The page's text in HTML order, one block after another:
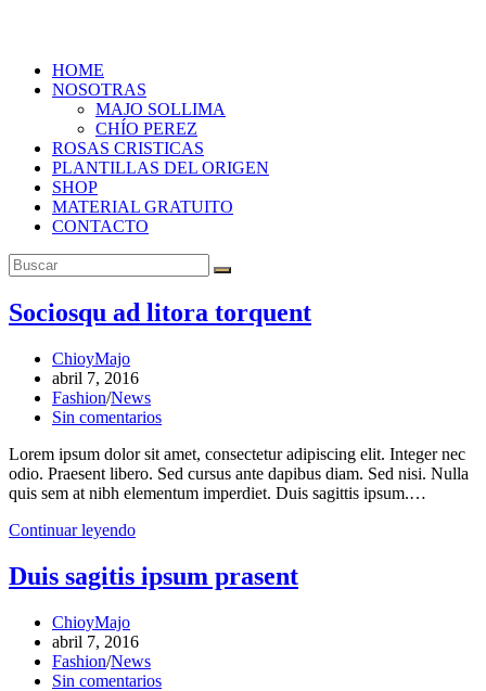
de
la
web
HOME
NOSOTRAS
MAJO SOLLIMA
CHÍO PEREZ
ROSAS CRISTICAS
PLANTILLAS DEL ORIGEN
SHOP
MATERIAL GRATUITO
CONTACTO
Sociosqu ad litora torquent
Autor
de
la
entrada:
ChioyMajo
Publicación
de
la
abril 7, 2016
Categoría
de
entrada:
Fashion/News
Comentarios
la
entrada:
Sin comentarios
Lorem ipsum dolor sit amet, consectetur adipiscing elit. Integer nec
odio. Praesent libero. Sed cursus ante dapibus diam. Sed nisi. Nulla
quis sem at nibh elementum imperdiet. Duis sagittis ipsum.…
Continuar leyendoSociosqu
litora
torquent
Duis sagitis ipsum prasent
Autor
de
la
entrada:
ChioyMajo
Publicación
de
la
abril 7, 2016
Categoría
de
Fashion/News
Comentarios
Sin comentarios